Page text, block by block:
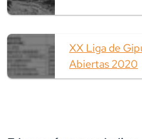
XX Liga de
Abiertas 2020